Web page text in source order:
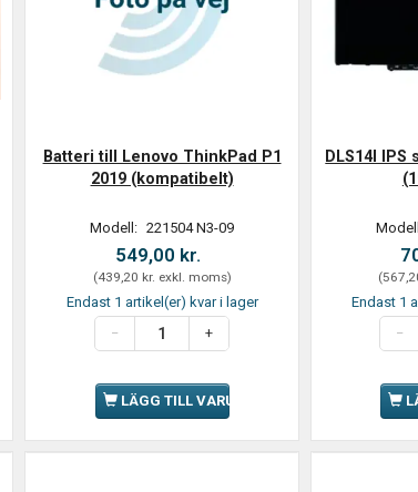
Batteri till Lenovo ThinkPad P1
2019 (kompatibelt)
Modell: 221504 N3-09
549,00 kr.
(439,20 kr. exkl. moms)
Endast 1 artikel(er) kvar i lager
LÄGG TILL VARUKORGEN
DLS14I
(
Endast 1